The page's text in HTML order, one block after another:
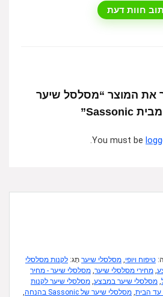
חוות דעת
את המוצר “מסלסל שיער
You must be
טיפוח ויופי, מסלסלי שיער תָג: לקנות מסלסלי
, מחירי מסלסלי שיער, מסלסלי שיער - מחיר
, מסלסלי שיער במבצע, מסלסלי שיער לקנות
עד הבית, מסלסלי שיער של Sassonic בהנחה ,